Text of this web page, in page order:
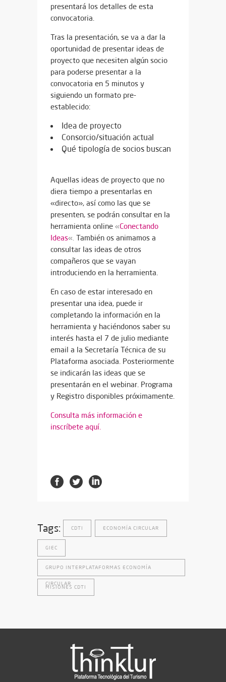
presentará los detalles de esta
convocatoria.
Tras la presentación, se va a dar la
oportunidad de presentar ideas de
proyecto que necesiten algún socio
para poderse presentar a la
convocatoria en 5 minutos y
siguiendo un formato pre-
establecido:
Idea de proyecto
Consorcio/situación actual
Qué tipología de socios buscan
Aquellas ideas de proyecto que no
diera tiempo a presentarlas en
«directo», así como las que se
presenten, se podrán consultar en la
herramienta online «Conectando
Ideas«. También os animamos a
consultar las ideas de otros
compañeros que se vayan
introduciendo en la herramienta.
En caso de estar interesado en
presentar una idea, puede ir
completando la información en la
herramienta y haciéndonos saber su
interés hasta el 7 de julio mediante
email a la Secretaría Técnica de su
Plataforma asociada. Posteriormente
se indicarán las ideas que se
presentarán en el webinar. Programa
y Registro disponibles próximamente.
Consulta más información e
inscríbete aquí.
Tags: CDTI ECONOMÍA CIRCULAR
GIEC
GRUPO INTERPLATAFORMAS ECONOMÍA
CIRCULAR
MISIONES CDTI